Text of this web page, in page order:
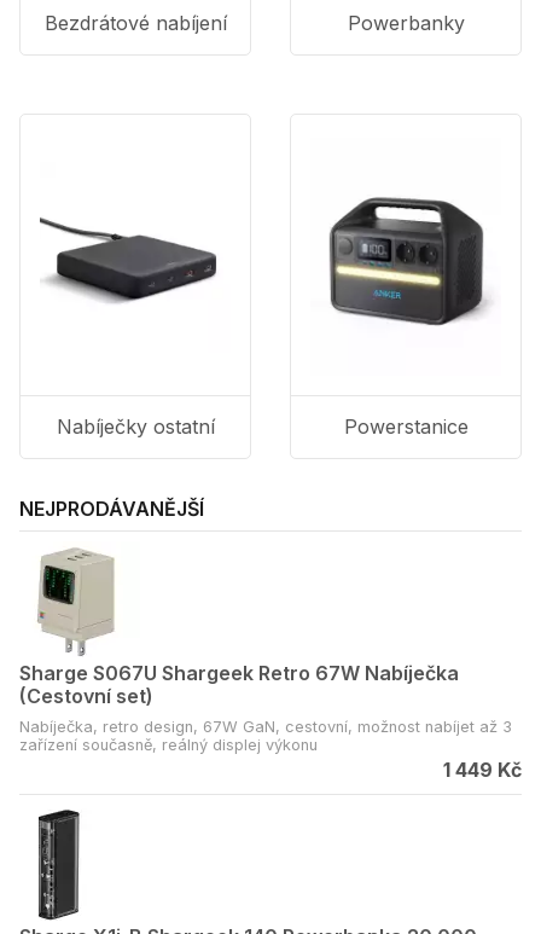
Bezdrátové nabíjení Powerbanky
Nabíječky ostatní Powerstanice
NEJPRODÁVANĚJŠÍ
Sharge S067U Shargeek Retro 67W Nabíječka
(Cestovní set)
Nabíječka, retro design, 67W GaN, cestovní, možnost nabíjet až 3
zařízení současně, reálný displej výkonu
1 449 Kč